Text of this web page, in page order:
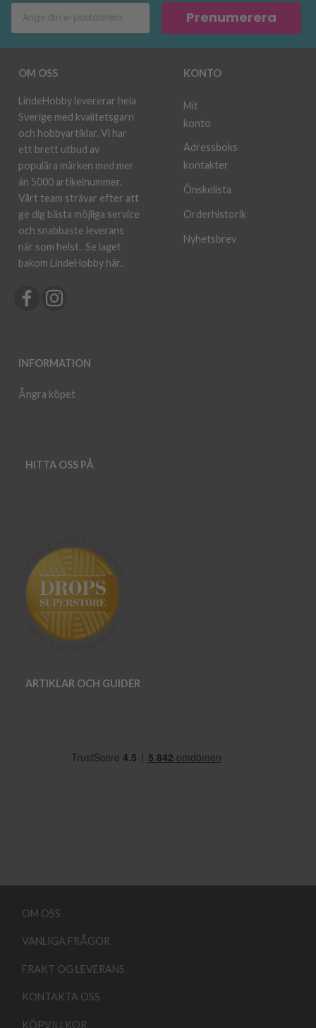
Prenumerera
OM OSS
LindeHobby levererar hela
Sverige med kvalitetsgarn
och hobbyartiklar. Vi har
ett brett utbud av
populära märken med mer
än 5000 artikelnummer.
Vårt team strävar efter att
ge dig bästa möjliga service
och snabbaste leverans
när som helst. Se laget
bakom LindeHobby här..
INFORMATION
Ångra köpet
KONTO
Mit
konto
Adressboks
kontakter
Önskelista
Orderhistorik
Nyhetsbrev
HITTA OSS PÅ
ARTIKLAR OCH GUIDER
OM OSS
VANLIGA FRÅGOR
FRAKT OG LEVERANS
KONTAKTA OSS
KÖPVILLKOR